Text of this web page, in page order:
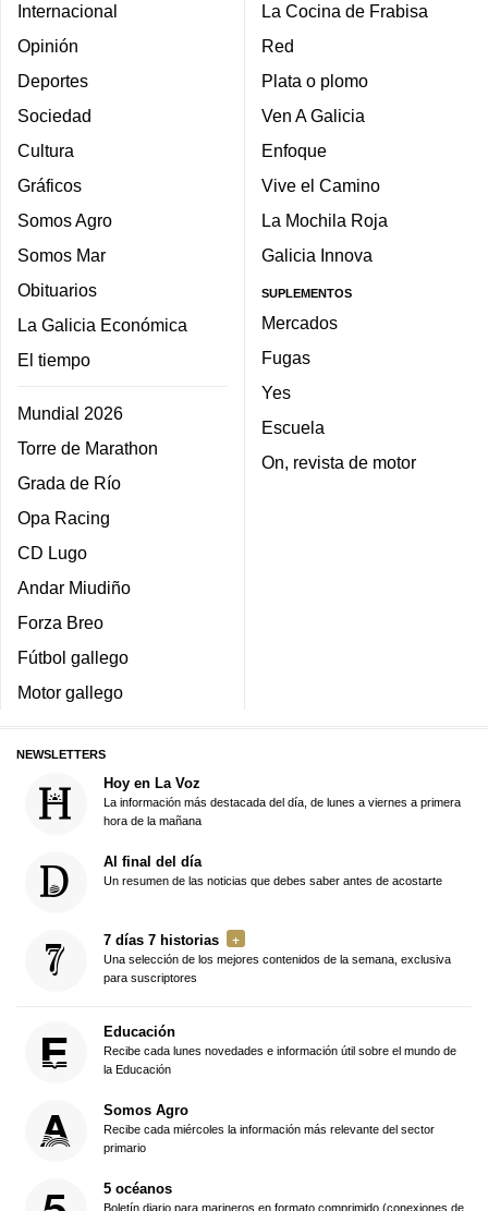
Internacional
Opinión
Deportes
Sociedad
Cultura
Gráficos
Somos Agro
Somos Mar
Obituarios
La Galicia Económica
El tiempo
Mundial 2026
Torre de Marathon
Grada de Río
Opa Racing
CD Lugo
Andar Miudiño
Forza Breo
Fútbol gallego
Motor gallego
La Cocina de Frabisa
Red
Plata o plomo
Ven A Galicia
Enfoque
Vive el Camino
La Mochila Roja
Galicia Innova
SUPLEMENTOS
Mercados
Fugas
Yes
Escuela
On, revista de motor
NEWSLETTERS
Hoy en La Voz
La información más destacada del día, de lunes a viernes a primera
hora de la mañana
Al final del día
Un resumen de las noticias que debes saber antes de acostarte
7 días 7 historias
Una selección de los mejores contenidos de la semana, exclusiva
para suscriptores
Educación
Recibe cada lunes novedades e información útil sobre el mundo de
la Educación
Somos Agro
Recibe cada miércoles la información más relevante del sector
primario
5 océanos
Boletín diario para marineros en formato comprimido (conexiones de